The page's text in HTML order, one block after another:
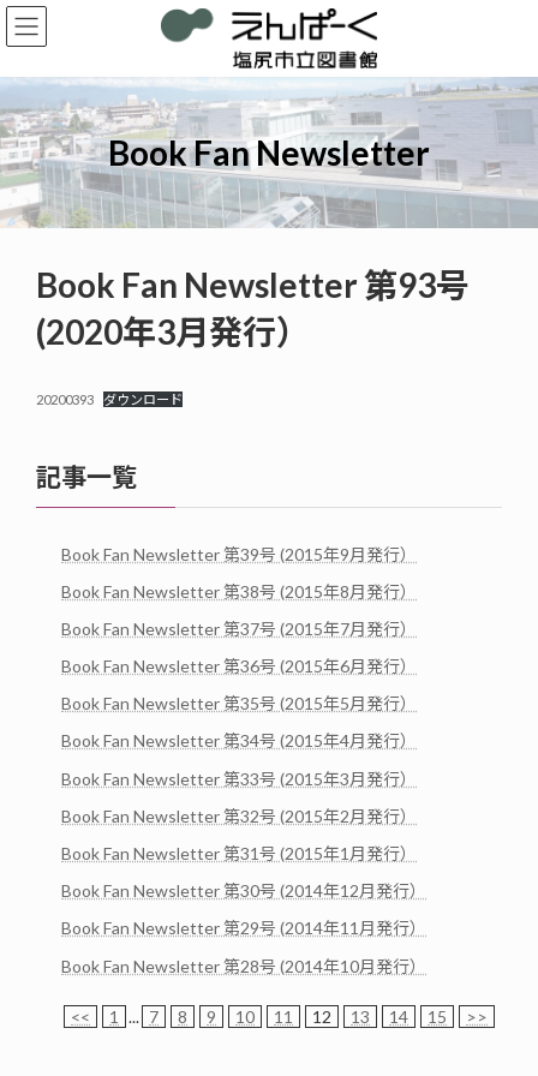
コ
ン
ン
ツ
へ
ス
キ
ッ
プ
ナ
ビ
ー
シ
ョ
ン
に
移
動
Book Fan Newsletter
Book Fan Newsletter 第93号
(2020年3月発行）
20200393 ダウンロード
記事一覧
Book Fan Newsletter 第39号 (2015年9月発行）
Book Fan Newsletter 第38号 (2015年8月発行）
Book Fan Newsletter 第37号 (2015年7月発行）
Book Fan Newsletter 第36号 (2015年6月発行）
Book Fan Newsletter 第35号 (2015年5月発行）
Book Fan Newsletter 第34号 (2015年4月発行）
Book Fan Newsletter 第33号 (2015年3月発行）
Book Fan Newsletter 第32号 (2015年2月発行）
Book Fan Newsletter 第31号 (2015年1月発行）
Book Fan Newsletter 第30号 (2014年12月発行）
Book Fan Newsletter 第29号 (2014年11月発行）
Book Fan Newsletter 第28号 (2014年10月発行）
<< 1 ... 7 8 9 10 11 12 13 14 15 >>